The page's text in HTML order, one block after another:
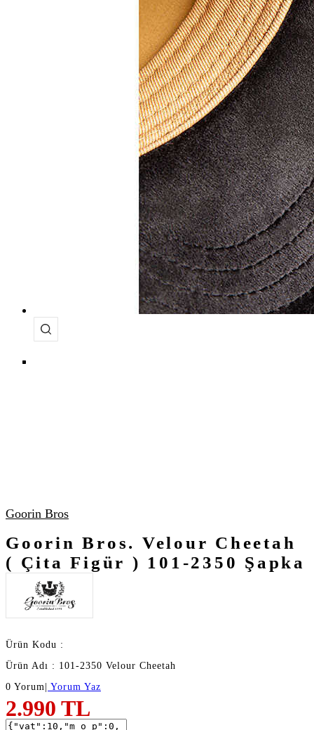
Goorin Bros
Goorin Bros. Velour Cheetah
( Çita Figür ) 101-2350 Şapka
Ürün Kodu :
Ürün Adı : 101-2350 Velour Cheetah
0 Yorum | Yorum Yaz
2.990 TL